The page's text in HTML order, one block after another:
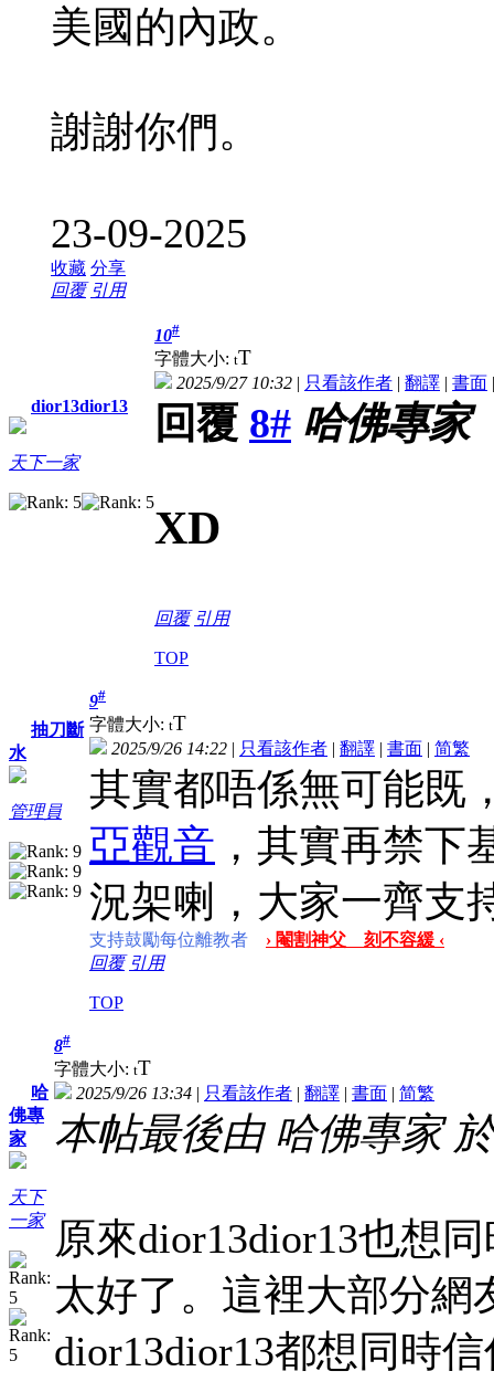
美國的內政。
謝謝你們。
23-09-2025
收藏 分享
回覆 引用
dior13dior13
天下一家
10#
字體大小: tT
2025/9/27 10:32 | 只看該作者 | 翻譯 | 書面
回覆 8# 哈佛專家
XD
回覆 引用
TOP
抽刀斷
水
管理員
9#
字體大小: tT
2025/9/26 14:22 | 只看該作者 | 翻譯 | 書面 | 简繁
其實都唔係無可能既
亞觀音 ，其實再禁下
況架喇，大家一齊支
支持鼓勵每位離教者
› 閹割神父 刻不容緩 ‹
回覆 引用
TOP
哈
佛專
家
天下
一家
8#
字體大小: tT
2025/9/26 13:34 | 只看該作者 | 翻譯 | 書面 | 简繁
本帖最後由 哈佛專家
原來dior13dior13也想
太好了。這裡大部分網
dior13dior13都想同時